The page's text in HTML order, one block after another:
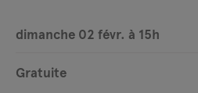
dimanche 02 févr. à 15h
Gratuite